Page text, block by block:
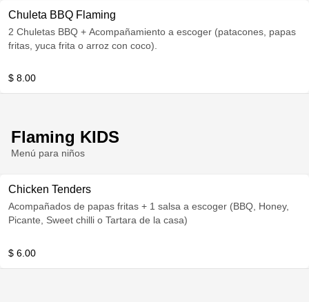
Chuleta BBQ Flaming
2 Chuletas BBQ + Acompañamiento a escoger (patacones, papas
fritas, yuca frita o arroz con coco).
$ 8.00
Flaming KIDS
Menú para niños
Chicken Tenders
Acompañados de papas fritas + 1 salsa a escoger (BBQ, Honey,
Picante, Sweet chilli o Tartara de la casa)
$ 6.00